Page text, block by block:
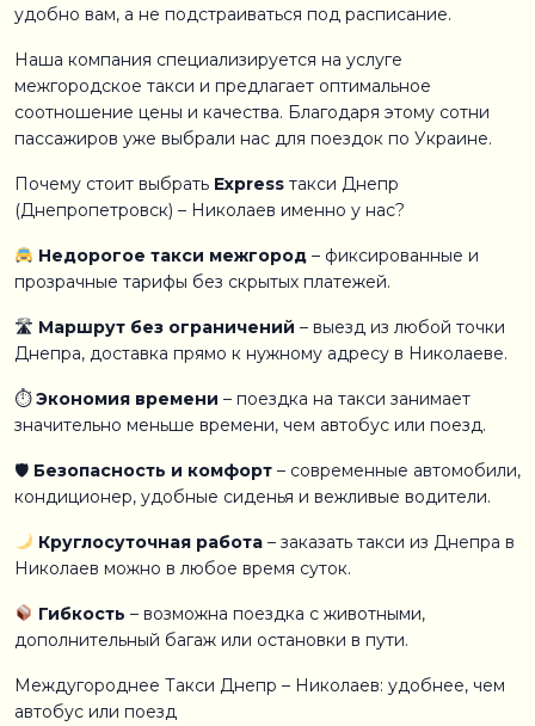
удобно вам, а не подстраиваться под расписание.
Наша компания специализируется на услуге
межгородское такси и предлагает оптимальное
соотношение цены и качества. Благодаря этому сотни
пассажиров уже выбрали нас для поездок по Украине.
Почему стоит выбрать Express такси Днепр
(Днепропетровск) – Николаев именно у нас?
Недорогое такси межгород– фиксированные и
прозрачные тарифы без скрытых платежей.
🛣 Маршрут без ограничений – выезд из любой точки
Днепра, доставка прямо к нужному адресу в Николаеве.
⏱Экономия времени – поездка на такси занимает
значительно меньше времени, чем автобус или поезд.
🛡 Безопасность и комфорт – современные автомобили,
кондиционер, удобные сиденья и вежливые водители.
Круглосуточная работа– заказать такси из Днепра в
Николаев можно в любое время суток.
Гибкость – возможна поездка с животными,
дополнительный багаж или остановки в пути.
Междугороднее Такси Днепр – Николаев: удобнее, чем
автобус или поезд